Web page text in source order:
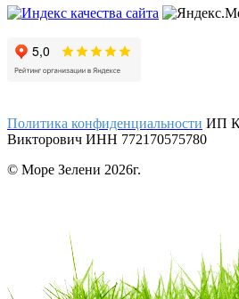
Политика конфиденциальности ИП
Викторович ИНН 772170575780
© Море Зелени 2026г.